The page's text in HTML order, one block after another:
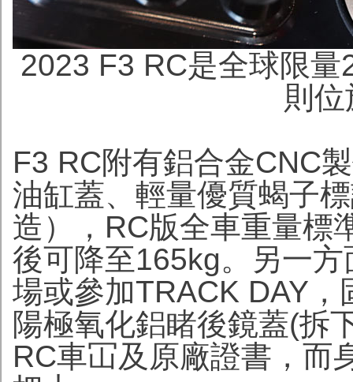
2023 F3 RC是全球限
則
F3 RC附有鋁合金CNC
油缸蓋、輕量優質蝎子
造），RC版全車重量標
後可降至165kg。另一
場或參加TRACK DAY
陽極氧化鋁睹後鏡蓋(拆
RC車冚及原廠證書，而